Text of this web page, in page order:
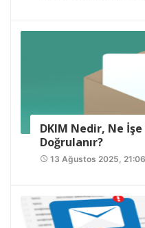
DKIM Nedir, Ne İşe
Doğrulanır?
access_time 13 Ağustos 2025, 21:06